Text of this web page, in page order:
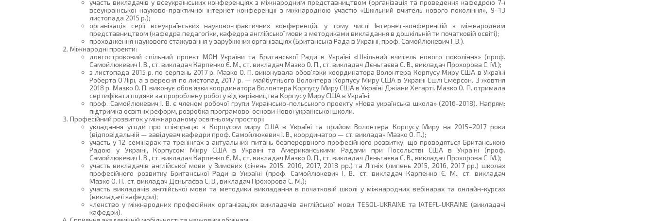
участь викладачів у всеукраїнських конференціях з міжнародним представництвом (організація та проведення кафедрою 7-ї
всеукраїнської науково-практичної інтернет конференції з міжнародною участю «Шкільний вчитель нового покоління», 9–13
листопада 2015 р.);
організація серії всеукраїнських науково-практичних конференцій, у тому числі Інтернет-конференцій з міжнародним
представництвом (кафедра педагогіки, кафедра англійської мови з методиками викладання в дошкільній ти початковій освіті);
проходження наукового стажування у зарубіжних організаціях (Британська Рада в Україні, проф. Самойлюкевич І. В.).
Міжнародні проекти:
довгостроковий спільний проект МОН України та Британської Ради в Україні «Шкільний вчитель нового покоління» (проф.
Самойлюкевич І. В., ст. викладач Карпенко Є. М., ст. викладач Мазко О. П., ст. викладач Дєньгаєва С. В., викладач Прохорова С. М.);
з листопада 2015 р. по серпень 2017 р. Мазко О. П. виконувала обов’язки координатора Волонтера Корпусу Миру США в Україні
Роберта О’Лірі, а з вересня по листопад 2017 р. — майбутнього Волонтера Корпусу Миру США в Україні Ешлі Емерсон. З жовтня
2018 р. Мазко О. П. виконує обов’язки координатора Волонтера Корпусу Миру США в Україні Джіани Хегарті. Мазко О. П. отримала
сертифікати подяки за пророблену роботу від керівництва Корпусу Миру США в Україні;
проф. Самойлюкевич І. В. є членом робочої групи Українсько-польського проекту «Нова українська школа» (2016-2018). Напрям:
підтримка освітніх реформ, розробка програмової основи Нової української школи.
Професійний розвиток у міжнародному освітньому просторі:
укладання угоди про співпрацю з Корпусом миру США в Україні та прийом Волонтера Корпусу Миру на 2015–2017 роки
(відповідальній — завідувач кафедри проф. Самойлюкевич І. В., координатор — ст. викладач Мазко О. П.);
участь у 12 семінарах та тренінгах з актуальних питань безперервного професійного розвитку, що проводяться Британською
Радою у Україні, Корпусом Миру США в Україні та Американськими Радами при Посольстві США в Україні (проф.
Самойлюкевич І. В., ст. викладач Карпенко Є. М., ст. викладач Мазко О. П., ст. викладач Дєньгаєва С. В., викладач Прохорова С. М.);
участь викладачів англійської мови у Зимових (січень 2015, 2016, 2017, 2018 рр.) та Літніх (липень 2015, 2016, 2017 рр.) школах
професійного розвитку Британської Ради в Україні (проф. Самойлюкевич І. В., ст. викладач Карпенко Є. М., ст. викладач
Мазко О. П., ст. викладач Дєньгаєва С. В., викладач Прохорова С. М.);
участь викладачів англійської мови та методики викладання в початковій школі у міжнародних вебінарах та онлайн-курсах
(викладачі кафедри);
членство у міжнародних професійних організаціях викладачів англійської мови TESOL-UKRAINE та IATEFL-UKRAINE (викладачі
кафедри).